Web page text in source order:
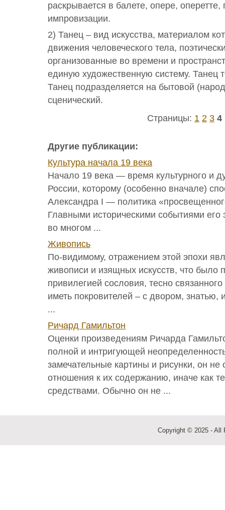
раскрывается в балете, опере,
импровизации.
2) Танец – вид искусства, материалом
движения человеческого тела,
организованные во времени и
единую художественную систему. Танец
Танец подразделяется на бытовой
сценический.
Страницы: 1 2 3 4
Другие публикации:
Культура начала 19 века
Начало 19 века — время культурного и
России, которому (особенно вначале)
Александра I — политика
Главными историческими событиями
во многом ...
Живопись
По-видимому, отражением этой эпохи
живописи и изящных искусств, что было
привилегией сословия, тесно
иметь покровителей – с двором, знатью,
...
Ричард Гамильтон
Оценки произведениям Ричарда
полной и интригующей
замечательные картины и рисунки, он не
отношения к их содержанию, иначе как
средствами. Обычно он не ...
Copyright © 2025 - All